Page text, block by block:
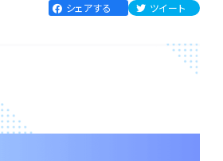
シェアする ツイート